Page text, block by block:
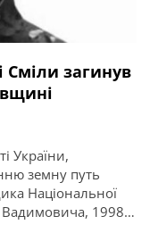
Сміли загинув
України,
земну путь
Національної
Вадимовича, 1998